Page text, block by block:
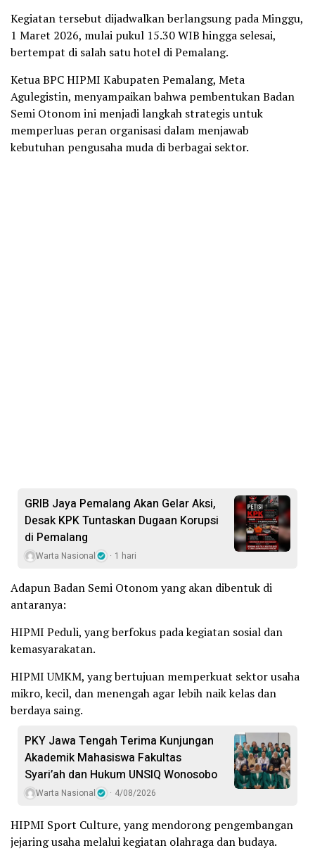
Kegiatan tersebut dijadwalkan berlangsung pada Minggu,
1 Maret 2026, mulai pukul 15.30 WIB hingga selesai,
bertempat di salah satu hotel di Pemalang.
Ketua BPC HIPMI Kabupaten Pemalang, Meta
Agulegistin, menyampaikan bahwa pembentukan Badan
Semi Otonom ini menjadi langkah strategis untuk
memperluas peran organisasi dalam menjawab
kebutuhan pengusaha muda di berbagai sektor.
GRIB Jaya Pemalang Akan Gelar Aksi,
Desak KPK Tuntaskan Dugaan Korupsi
di Pemalang
Warta Nasional 1 hari
Adapun Badan Semi Otonom yang akan dibentuk di
antaranya:
HIPMI Peduli, yang berfokus pada kegiatan sosial dan
kemasyarakatan.
HIPMI UMKM, yang bertujuan memperkuat sektor usaha
mikro, kecil, dan menengah agar lebih naik kelas dan
berdaya saing.
PKY Jawa Tengah Terima Kunjungan
Akademik Mahasiswa Fakultas
Syari’ah dan Hukum UNSIQ Wonosobo
Warta Nasional 4/08/2026
HIPMI Sport Culture, yang mendorong pengembangan
jejaring usaha melalui kegiatan olahraga dan budaya.